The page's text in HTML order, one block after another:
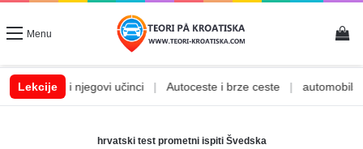
Menu
Lekcije
Alkohol i njegovi učinci | Autoceste i brze ceste |
hrvatski test prometni ispiti Švedska